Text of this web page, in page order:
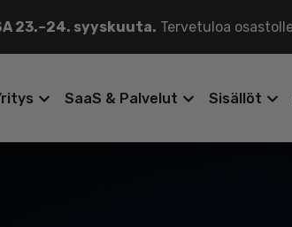
23.–24. syyskuuta. Tervetuloa
SaaS & Palvelut Sisällöt